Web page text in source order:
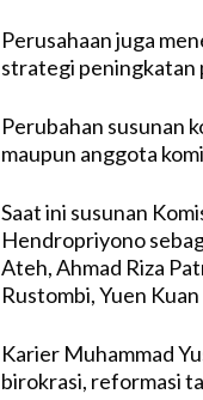
Perusahaan juga
strategi peningkatan
Perubahan susunan
maupun anggota
Saat ini susunan
Hendropriyono
Ateh, Ahmad Riza
Rustombi, Yuen
Karier Muhammad
birokrasi, reformasi